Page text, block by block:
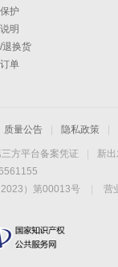
护
明
退换货
单
质量公告 隐私政策
方平台备案凭证
新
）第00013号 营